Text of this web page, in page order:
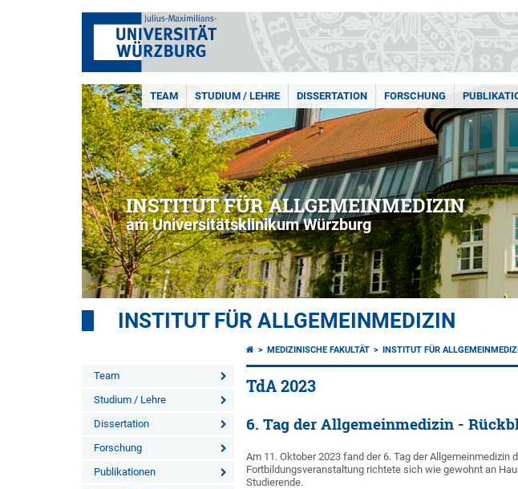
TEAM STUDIUM / LEHRE DISSERTATION FORSCHUNG
INSTITUT FÜR ALLGEMEINMEDIZIN
am Universitätsklinikum Würzburg
INSTITUT FÜR ALLGEMEINMEDIZIN
Team
Studium / Lehre
Dissertation
Forschung
Publikationen
MEDIZINISCHE FAKULTÄT INSTITUT FÜR
TdA 2023
6. Tag der Allgemeinmedizin -
Am 11. Oktober 2023 fand der 6. Tag der
Fortbildungsveranstaltung richtete sich wie gewohnt an
Studierende.